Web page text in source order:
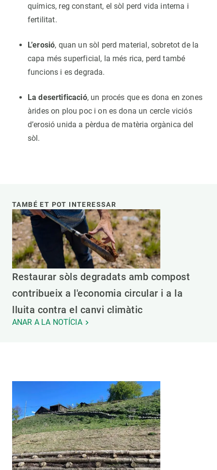
químics, reg constant, el sòl perd vida interna i
fertilitat.
L’erosió, quan un sòl perd material, sobretot de la
capa més superficial, la més rica, perd també
funcions i es degrada.
La desertificació, un procés que es dona en zones
àrides on plou poc i on es dona un cercle viciós
d’erosió unida a pèrdua de matèria orgànica del
sòl.
TAMBÉ ET POT INTERESSAR
Restaurar sòls degradats amb compost
contribueix a l'economia circular i a la
lluita contra el canvi climàtic
ANAR A LA NOTÍCIA